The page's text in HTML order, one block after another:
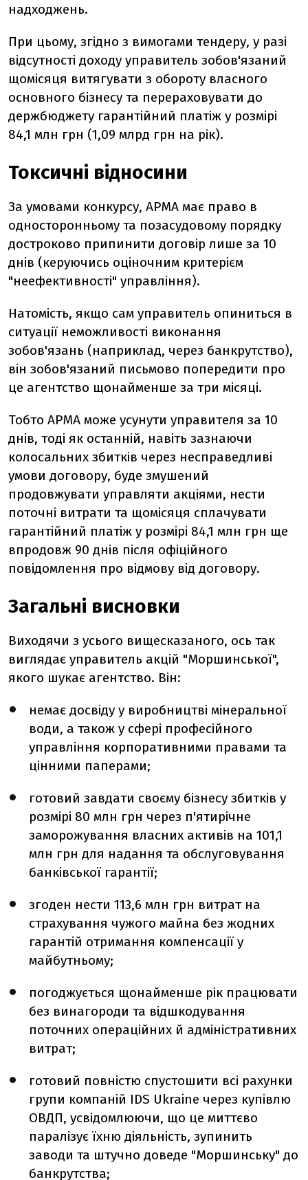
надходжень.
При цьому, згідно з вимогами тендеру, у разі
відсутності доходу управитель зобов'язаний
щомісяця витягувати з обороту власного
основного бізнесу та перераховувати до
держбюджету гарантійний платіж у розмірі
84,1 млн грн (1,09 млрд грн на рік).
Токсичні відносини
За умовами конкурсу, АРМА має право в
односторонньому та позасудовому порядку
достроково припинити договір лише за 10
днів (керуючись оціночним критерієм
"неефективності" управління).
Натомість, якщо сам управитель опиниться в
ситуації неможливості виконання
зобов'язань (наприклад, через банкрутство),
він зобов'язаний письмово попередити про
це агентство щонайменше за три місяці.
Тобто АРМА може усунути управителя за 10
днів, тоді як останній, навіть зазнаючи
колосальних збитків через несправедливі
умови договору, буде змушений
продовжувати управляти акціями, нести
поточні витрати та щомісяця сплачувати
гарантійний платіж у розмірі 84,1 млн грн ще
впродовж 90 днів після офіційного
повідомлення про відмову від договору.
Загальні висновки
Виходячи з усього вищесказаного, ось так
виглядає управитель акцій "Моршинської",
якого шукає агентство. Він:
немає досвіду у виробництві мінеральної
води, а також у сфері професійного
управління корпоративними правами та
цінними паперами;
готовий завдати своєму бізнесу збитків у
розмірі 80 млн грн через п'ятирічне
заморожування власних активів на 101,1
млн грн для надання та обслуговування
банківської гарантії;
згоден нести 113,6 млн грн витрат на
страхування чужого майна без жодних
гарантій отримання компенсації у
майбутньому;
погоджується щонайменше рік працювати
без винагороди та відшкодування
поточних операційних й адміністративних
витрат;
готовий повністю спустошити всі рахунки
групи компаній IDS Ukraine через купівлю
ОВДП, усвідомлюючи, що це миттєво
паралізує їхню діяльність, зупинить
заводи та штучно доведе "Моршинську" до
банкрутства;